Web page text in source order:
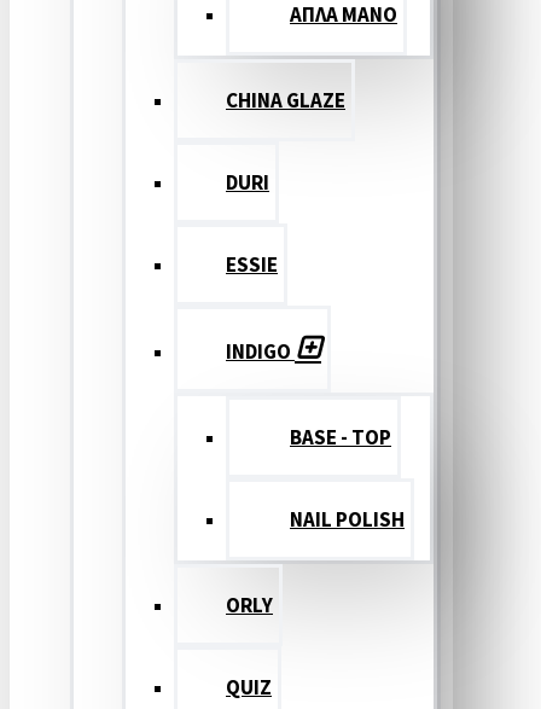
ΑΠΛΑ ΜΑΝΟ
CHINA GLAZE
DURI
ESSIE
INDIGO
BASE - TOP
NAIL POLISH
ORLY
QUIZ